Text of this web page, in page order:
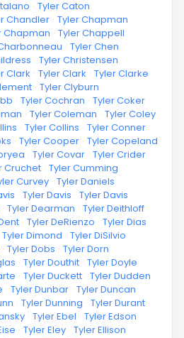
· Tyler Caton
Chandler · Tyler Chapman
Chapman · Tyler Chappell
· Tyler Chen
· Tyler Christensen
Clark · Tyler Clark · Tyler Clarke
· Tyler Clyburn
· Tyler Cochran · Tyler Coker
· Tyler Coleman · Tyler Coley
· Tyler Collins · Tyler Conner
· Tyler Cooper · Tyler Copeland
· Tyler Covar · Tyler Crider
Cruchet · Tyler Cumming
Curvey · Tyler Daniels
· Tyler Davis · Tyler Davis
· Tyler Dearman · Tyler Deithloff
· Tyler DeRienzo · Tyler Dias
Tyler Dimond · Tyler DiSilvio
· Tyler Dobs · Tyler Dorn
· Tyler Douthit · Tyler Doyle
· Tyler Duckett · Tyler Dudden
· Tyler Dunbar · Tyler Duncan
· Tyler Dunning · Tyler Durant
· Tyler Ebel · Tyler Edson
· Tyler Eley · Tyler Ellison